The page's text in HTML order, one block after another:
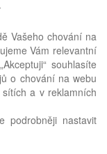
commerce pro náš
Vašeho chování na
Vám relevantní
souhlasíte
o chování na webu
a v reklamních
podrobněji nastavit